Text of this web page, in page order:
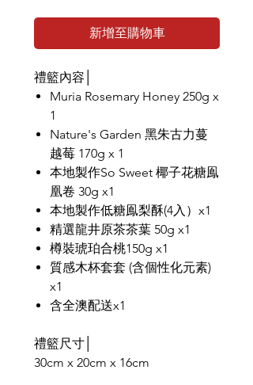
新增至購物車
禮籃內容│
Muria Rosemary Honey 250g x
1
Nature's Garden 黑朱古力蔓
越莓 170g x 1
本地製作So Sweet 椰子花糖鳯
凰卷 30g x1
本地製作低糖鳯梨酥(4入）x1
精選龍井原茶茶葉 50g x1
樽裝琥珀合桃150g x1
質感木杯套套 (含個性化元素)
x1
含全澳配送x1
禮籃尺寸│
30cm x 20cm x 16cm